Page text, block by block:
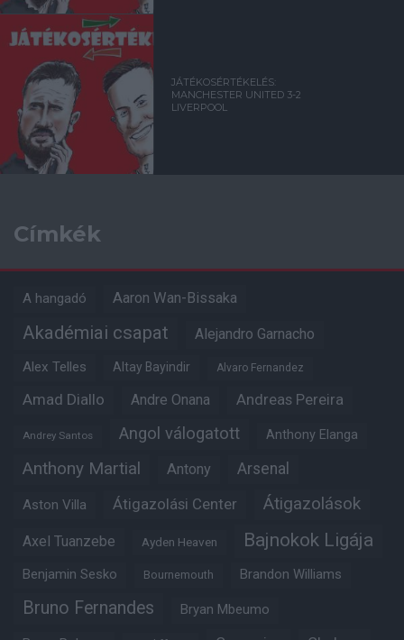
JÁTÉKOSÉRTÉKELÉS:
MANCHESTER UNITED 3-2
LIVERPOOL
Címkék
A hangadó Aaron Wan-Bissaka
Akadémiai csapat Alejandro Garnacho
Alex Telles Altay Bayindir Alvaro Fernandez
Amad Diallo Andre Onana Andreas Pereira
Andrey Santos Angol válogatott Anthony Elanga
Anthony Martial Antony Arsenal
Aston Villa Átigazolási Center Átigazolások
Axel Tuanzebe Ayden Heaven Bajnokok Ligája
Benjamin Sesko Bournemouth Brandon Williams
Bruno Fernandes Bryan Mbeumo